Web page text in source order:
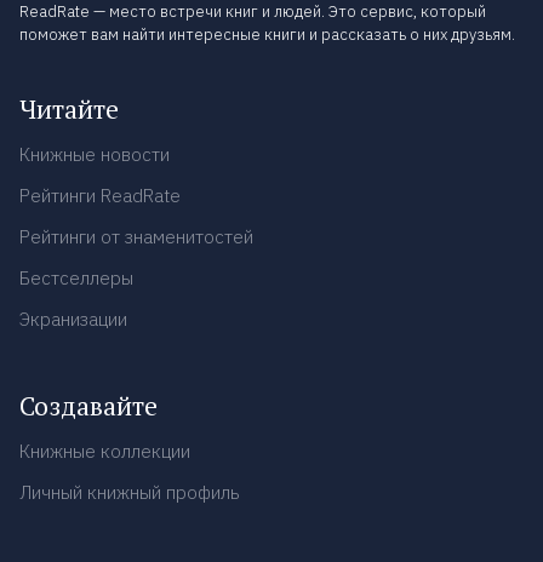
ReadRate — место встречи книг и людей. Это сервис, который
поможет вам найти интересные книги и рассказать о них друзьям.
Читайте
Книжные новости
Рейтинги ReadRate
Рейтинги от знаменитостей
Бестселлеры
Экранизации
Создавайте
Книжные коллекции
Личный книжный профиль